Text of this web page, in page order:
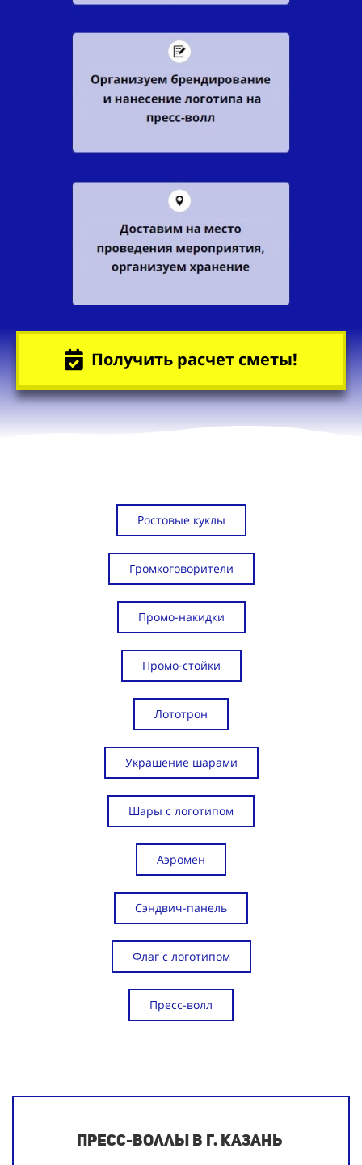
Получить расчет сметы!
Ростовые куклы
Громкоговорители
Промо-накидки
Промо-стойки
Лототрон
Украшение шарами
Шары с логотипом
Аэромен
Сэндвич-панель
Флаг с логотипом
Пресс-волл
Пресс-воллы в г. Казань